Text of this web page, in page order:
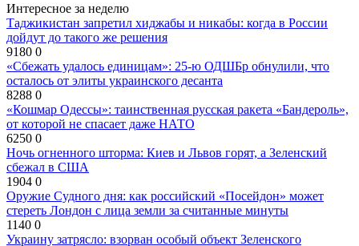
Интересное за неделю
Таджикистан запретил хиджабы и никабы: когда в России
дойдут до такого же решения
9180 0
«Сбежать удалось единицам»: 25-ю ОДШБр обнулили, что
осталось от элиты украинского десанта
8288 0
«Кошмар Одессы»: таинственная русская ракета «Бандероль»,
от которой не спасает даже НАТО
6250 0
Ночь огненного шторма: Киев и Львов горят, а Зеленский
сбежал в США
1904 0
Оружие Судного дня: как российский «Посейдон» может
стереть Лондон с лица земли за считанные минуты
1140 0
Украину затрясло: взорван особый объект Зеленского